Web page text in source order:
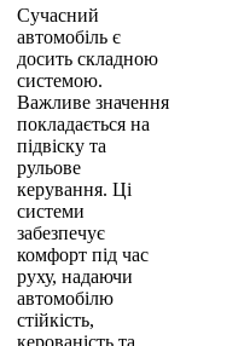
Сучасний
автомобіль є
досить складною
системою.
Важливе значення
покладається на
підвіску та
рульове
керування. Ці
системи
забезпечує
комфорт під час
руху, надаючи
автомобілю
стійкість,
керованість та